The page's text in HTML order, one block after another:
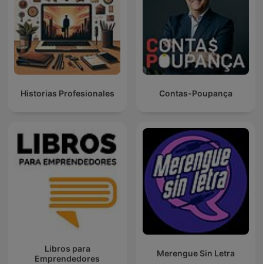
Historias Profesionales Contas-Poupança
Libros para
Emprendedores
Merengue Sin Letra